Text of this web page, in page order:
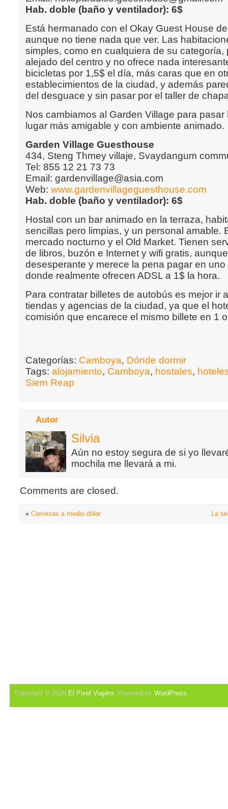
Hab. doble (baño y ventilador): 6$
Está hermanado con el Okay Guest House
aunque no tiene nada que ver. Las
simples, como en cualquiera de su categoría,
alejado del centro y no ofrece nada
bicicletas por 1,5$ el día, más caras que en
establecimientos de la ciudad, y además
del desguace y sin pasar por el taller de
Nos cambiamos al Garden Village para
lugar más amigable y con ambiente animado.
Garden Village Guesthouse
434, Steng Thmey villaje, Svaydangum
Tel: 855 12 21 73 73
Email: gardenvillage@asia.com
Web: www.gardenvillageguesthouse.com
Hab. doble (baño y ventilador): 6$
Hostal con un bar animado en la terraza,
sencillas pero limpias, y un personal amable.
mercado nocturno y el Old Market. Tienen
de libros, buzón e Internet y wifi gratis,
desesperante y merece la pena pagar en
donde realmente ofrecen ADSL a 1$ la hora.
Para contratar billetes de autobús es mejor ir
tiendas y agencias de la ciudad, ya que el
comisión que encarece el mismo billete en 1
Categorías: Camboya, Dónde dormir
Tags: alojamiento, Camboya, hostales,
Siem Reap
Autor
Silvia
Aún no estoy segura de si yo
mochila me llevará a mi.
Comments are closed.
« Cervezas a medio dólar La
Copyright © 2026 El Pixel Viajero. Powered by WordPress.